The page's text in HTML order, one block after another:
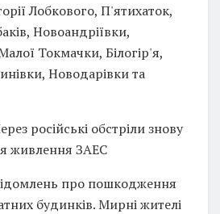
Лобкового, П'ятихаток,
Новоандріївки,
Токмачки, Білогір'я,
Новодарівки та
російські обстріли знову
живлення ЗАЕС
про пошкодження
будинків. Мирні жителі